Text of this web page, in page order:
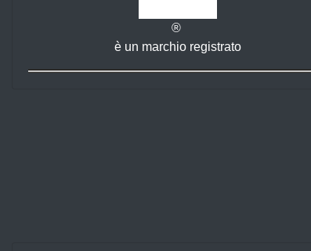
®
è un marchio registrato